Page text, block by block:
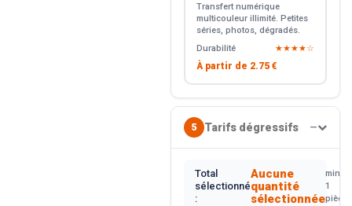
Transfert numérique
multicouleur illimité. Petites
séries, photos, dégradés.
Durabilité
★★★★☆
À partir de 2.75 €
5 Tarifs dégressifs —
Total
sélectionné
:
Aucune
quantité
sélectionnée
min.
1
pièce